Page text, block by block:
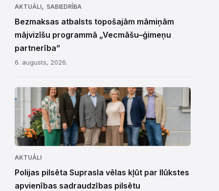
AKTUĀLI, SABIEDRĪBA
Bezmaksas atbalsts topošajām māmiņām
mājvizīšu programmā „Vecmāšu–ģimeņu
partnerība”
6. augusts, 2026.
AKTUĀLI
Polijas pilsēta Suprasla vēlas kļūt par Ilūkstes
apvienības sadraudzības pilsētu